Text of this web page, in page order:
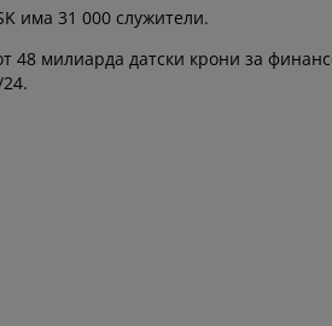
има 31 000 служители.
48 милиарда датски крони за